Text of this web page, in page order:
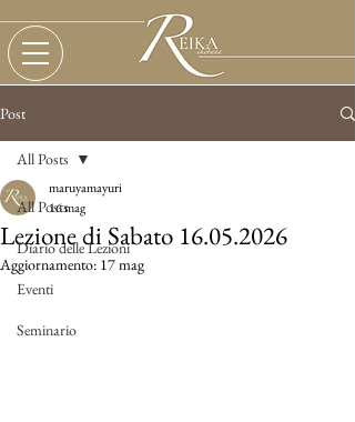
Post
All Posts
Diario delle Lezioni
Eventi
Seminario
All Posts
Lezione di Sabato 16.05.2026
maruyamayuri
16 mag
Aggiornamento: 17 mag